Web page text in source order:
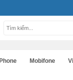
Mobifone